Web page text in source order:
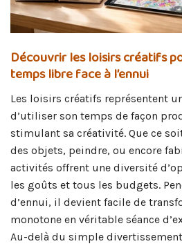
Découvrir les loisirs créatifs
temps libre face à l’ennui
Les loisirs créatifs représentent
d’utiliser son temps de façon
stimulant sa créativité. Que ce
des objets, peindre, ou encore
activités offrent une diversité
les goûts et tous les budgets.
d’ennui, il devient facile de
monotone en véritable séance
Au-delà du simple